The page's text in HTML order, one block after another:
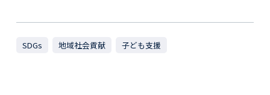
SDGs 地域社会貢献 子ども支援